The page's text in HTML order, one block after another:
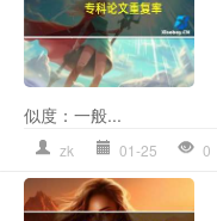
似度：一般...
zk 01-25 0